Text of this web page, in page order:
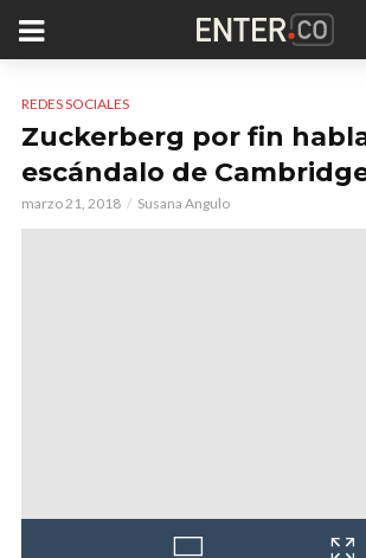
REDES SOCIALES
Zuckerberg por fin
escándalo de
marzo 21, 2018 Susana Angulo